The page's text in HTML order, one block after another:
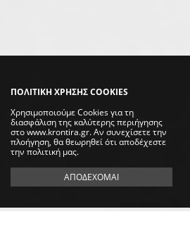
ΠΟΛΙΤΙΚΗ ΧΡΗΣΗΣ COOKIES
Χρησιμοποιούμε Cookies για τη
διασφάλιση της καλύτερης περιήγησης
στο www.krontira.gr. Αν συνεχίσετε την
πλοήγηση, θα θεωρηθεί ότι αποδέχεστε
την πολιτική μας.
ΑΠΟΔΕΧΟΜΑΙ